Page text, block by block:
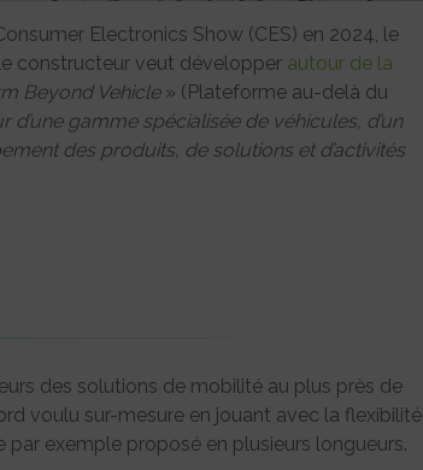
Electronics Show (CES) en 2024, le
constructeur veut développer autour de la
Beyond Vehicle» (Plateforme au-delà du
gamme spécialisée de véhicules, d’un
des produits, de solutions et d’activités
des solutions de mobilité au plus près de
voulu sur-mesure en jouant avec la flexibilité
exemple proposé en plusieurs longueurs.